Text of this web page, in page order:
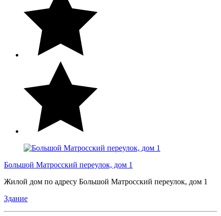
Большой Матросский переулок, дом 1
Жилой дом по адресу Большой Матросский переулок, дом 1
Здание